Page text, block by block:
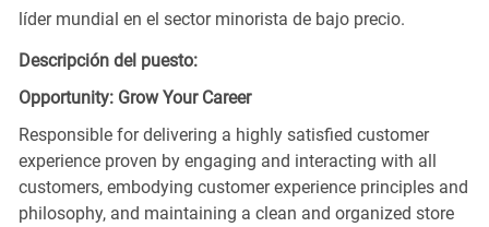
líder mundial en el sector minorista de bajo precio.
Descripción del puesto:
Opportunity: Grow Your Career
Responsible for delivering a highly satisfied customer
experience proven by engaging and interacting with all
customers, embodying customer experience principles and
philosophy, and maintaining a clean and organized store